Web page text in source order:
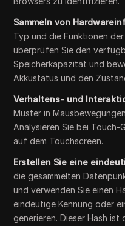
Sammeln von
Typ und die Funktionen der
überprüfen Sie den
Speicherkapazität und
Akkustatus und den
Verhaltens- und
Muster in
Analysieren Sie bei
auf dem Touchscreen.
Erstellen Sie eine
die gesammelten
und verwenden Sie einen
eindeutige Kennung oder
generieren. Dieser Hash